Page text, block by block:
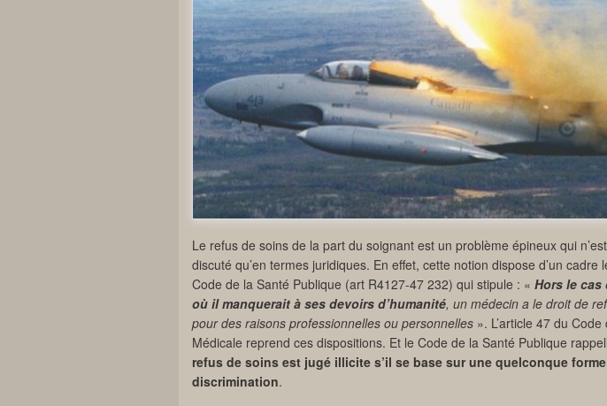
Le refus de soins de la part du soignant est un problème épineux qui
discuté qu’en termes juridiques. En effet, cette notion dispose d’un cadre
Code de la Santé Publique (art R4127-47 232) qui stipule : « Hors le cas
où il manquerait à ses devoirs d’humanité, un médecin a le droit de
pour des raisons professionnelles ou personnelles ». L’article 47 du
Médicale reprend ces dispositions. Et le Code de la Santé Publique
refus de soins est jugé illicite s’il se base sur une quelconque
discrimination.